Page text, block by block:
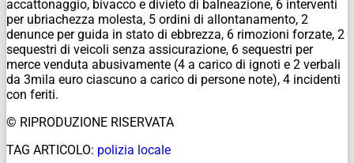
accattonaggio, bivacco e divieto di balneazione, 6 interventi
per ubriachezza molesta, 5 ordini di allontanamento, 2
denunce per guida in stato di ebbrezza, 6 rimozioni forzate, 2
sequestri di veicoli senza assicurazione, 6 sequestri per
merce venduta abusivamente (4 a carico di ignoti e 2 verbali
da 3mila euro ciascuno a carico di persone note), 4 incidenti
con feriti.
© RIPRODUZIONE RISERVATA
TAG ARTICOLO: polizia locale